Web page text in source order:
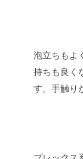
泡立ちもよ
持ちも良く
す。手触り